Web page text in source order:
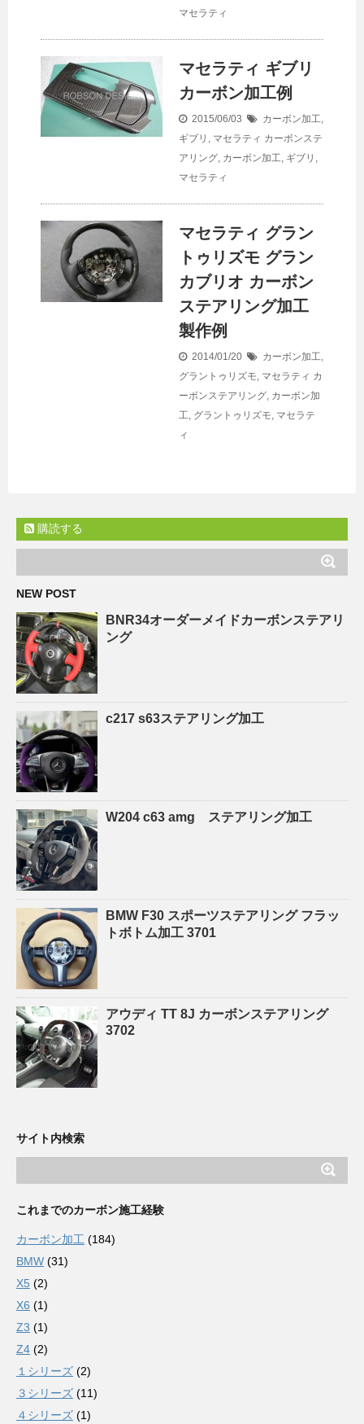
マセラティ
マセラティ ギブリ
カーボン加工例
2015/06/03 カーボン加工,
ギブリ , マセラティ カーボンステ
アリング, カーボン加工, ギブリ ,
マセラティ
マセラティ グラン
トゥリズモ グラン
カブリオ カーボン
ステアリング加工
製作例
2014/01/20 カーボン加工,
グラントゥリズモ, マセラティ カ
ーボンステアリング, カーボン加
工, グラントゥリズモ, マセラテ
ィ
購読する
NEW POST
BNR34オーダーメイドカーボンステアリ
ング
c217 s63ステアリング加工
W204 c63 amg ステアリング加工
BMW F30 スポーツステアリング フラッ
トボトム加工 3701
アウディ TT 8J カーボンステアリング
3702
サイト内検索
これまでのカーボン施工経験
カーボン加工 (184)
BMW (31)
X5 (2)
X6 (1)
Z3 (1)
Z4 (2)
１シリーズ (2)
３シリーズ (11)
４シリーズ (1)